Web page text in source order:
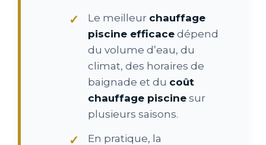
Le meilleur chauffage
piscine efficace dépend
du volume d’eau, du
climat, des horaires de
baignade et du coût
chauffage piscine sur
plusieurs saisons.
En pratique, la